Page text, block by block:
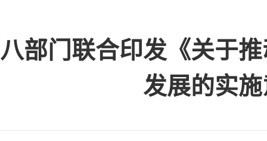
八部门联合印发《关于
发展的实